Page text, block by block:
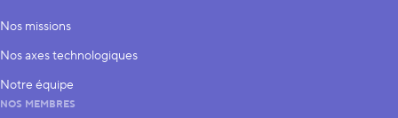
Nos missions
Nos axes technologiques
Notre équipe
NOS MEMBRES